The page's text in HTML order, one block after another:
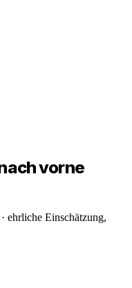
vorne
ehrliche Einschätzung,